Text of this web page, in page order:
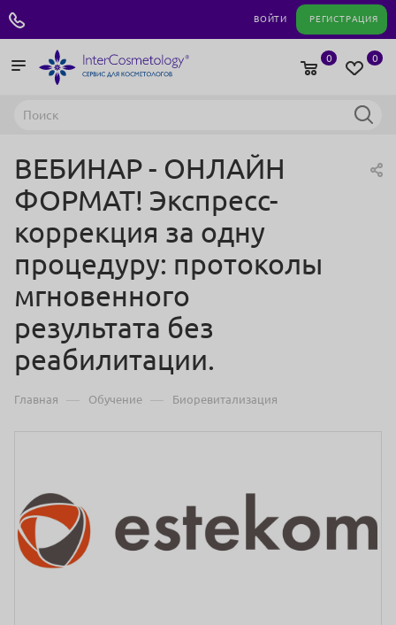
ВОЙТИ РЕГИСТРАЦИЯ
0
0
ВЕБИНАР - ОНЛАЙН
ФОРМАТ! Экспресс-
коррекция за одну
процедуру: протоколы
мгновенного
результата без
реабилитации.
Главная — Обучение — Биоревитализация